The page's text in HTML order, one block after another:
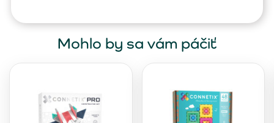
Mohlo by sa vám páčiť